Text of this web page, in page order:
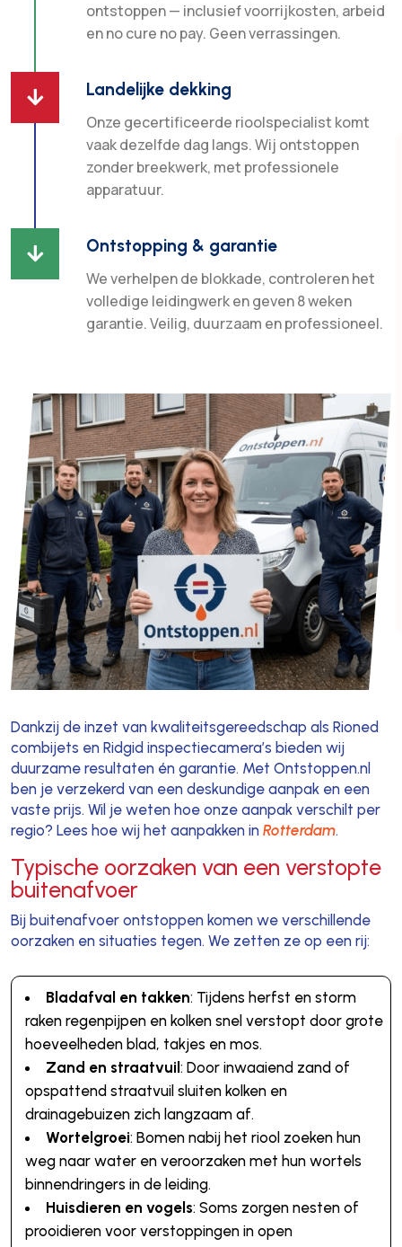
ontstoppen — inclusief voorrijkosten, arbeid
en no cure no pay. Geen verrassingen.
 Landelijke dekking
Onze gecertificeerde rioolspecialist komt
vaak dezelfde dag langs. Wij ontstoppen
zonder breekwerk, met professionele
apparatuur.
 Ontstopping & garantie
We verhelpen de blokkade, controleren het
volledige leidingwerk en geven 8 weken
garantie. Veilig, duurzaam en professioneel.
Dankzij de inzet van kwaliteitsgereedschap als Rioned
combijets en Ridgid inspectiecamera’s bieden wij
duurzame resultaten én garantie. Met Ontstoppen.nl
ben je verzekerd van een deskundige aanpak en een
vaste prijs. Wil je weten hoe onze aanpak verschilt per
regio? Lees hoe wij het aanpakken in Rotterdam.
Typische oorzaken van een verstopte
buitenafvoer
Bij buitenafvoer ontstoppen komen we verschillende
oorzaken en situaties tegen. We zetten ze op een rij:
Bladafval en takken: Tijdens herfst en storm
raken regenpijpen en kolken snel verstopt door grote
hoeveelheden blad, takjes en mos.
Zand en straatvuil : Door inwaaiend zand of
opspattend straatvuil sluiten kolken en
drainagebuizen zich langzaam af.
Wortelgroei: Bomen nabij het riool zoeken hun
weg naar water en veroorzaken met hun wortels
binnendringers in de leiding.
Huisdieren en vogels: Soms zorgen nesten of
prooidieren voor verstoppingen in open